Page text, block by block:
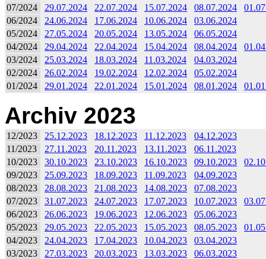
07/2024
29.07.2024 22.07.2024 15.07.2024 08.07.2024
06/2024
24.06.2024 17.06.2024 10.06.2024
03.06.2024
05/2024
27.05.2024 20.05.2024 13.05.2024
06.05.2024
04/2024
29.04.2024 22.04.2024 15.04.2024 08.04.2024
03/2024
25.03.2024 18.03.2024 11.03.2024
04.03.2024
02/2024
26.02.2024 19.02.2024 12.02.2024
05.02.2024
01/2024
29.01.2024 22.01.2024 15.01.2024 08.01.2024
Archiv 2023
12/2023 25.12.2023 18.12.2023 11.12.2023
04.12.2023
11/2023
27.11.2023 20.11.2023 13.11.2023
06.11.2023
10/2023
30.10.2023 23.10.2023 16.10.2023 09.10.2023
09/2023
25.09.2023 18.09.2023 11.09.2023
04.09.2023
08/2023
28.08.2023 21.08.2023 14.08.2023
07.08.2023
07/2023
31.07.2023 24.07.2023 17.07.2023 10.07.2023
06/2023
26.06.2023 19.06.2023 12.06.2023
05.06.2023
05/2023
29.05.2023 22.05.2023 15.05.2023 08.05.2023
04/2023
24.04.2023 17.04.2023 10.04.2023
03.04.2023
03/2023
27.03.2023 20.03.2023 13.03.2023
06.03.2023